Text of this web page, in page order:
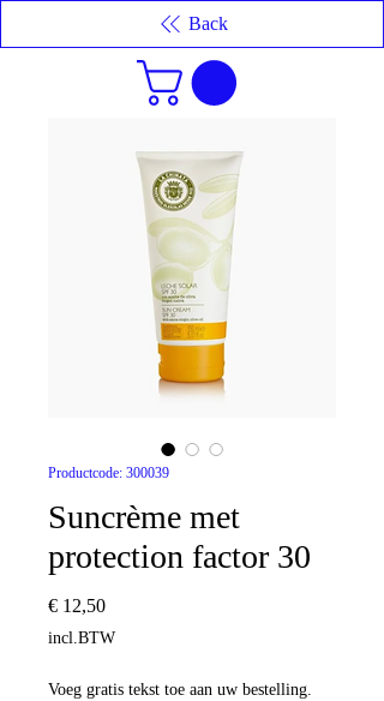
Back
Productcode: 300039
Suncrème met
protection factor 30
€ 12,50Prijs
incl.BTW
Voeg gratis tekst toe aan uw bestelling.